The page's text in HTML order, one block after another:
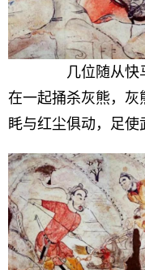
几位随从快马
在一起捅杀灰熊，灰
眊与红尘俱动，足使